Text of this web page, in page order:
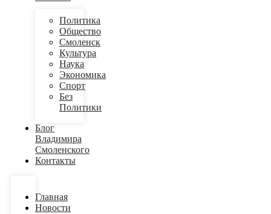
Политика
Общество
Смоленск
Культура
Наука
Экономика
Спорт
Без
Политики
Блог
Владимира
Смоленского
Контакты
Главная
Новости